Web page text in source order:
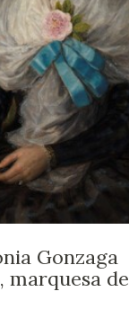
Gonzaga
marquesa de